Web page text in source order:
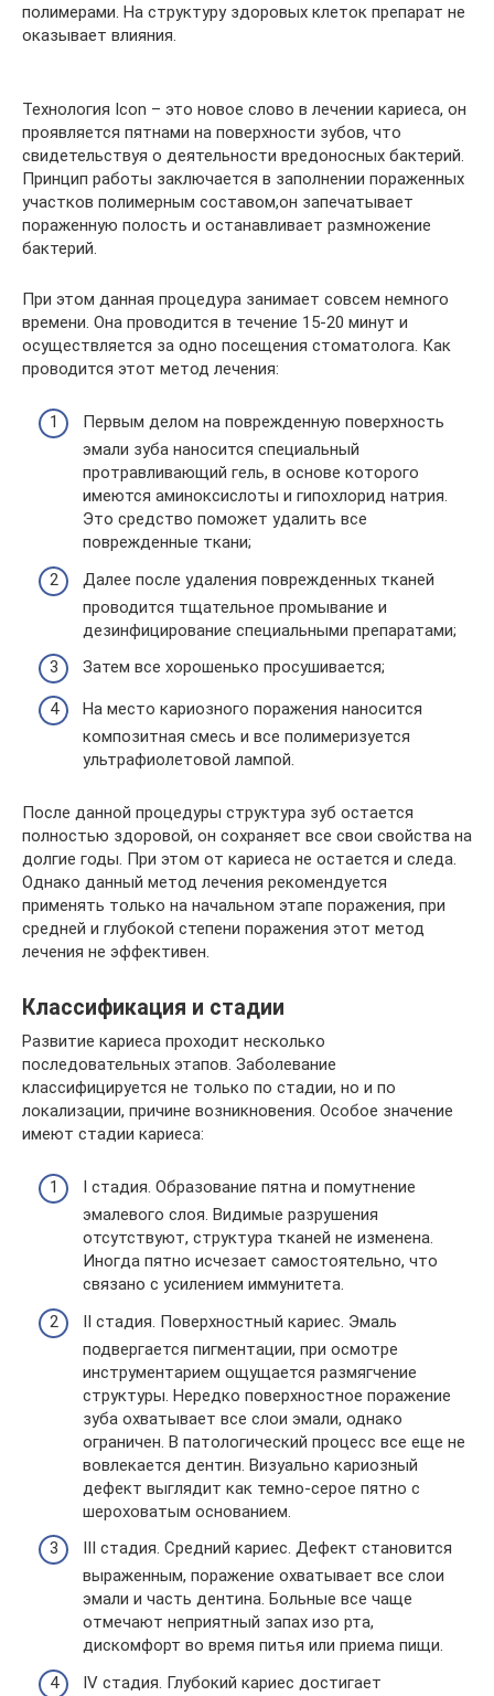
полимерами. На структуру здоровых клеток препарат не
оказывает влияния.
Технология Icon – это новое слово в лечении кариеса, он
проявляется пятнами на поверхности зубов, что
свидетельствуя о деятельности вредоносных бактерий.
Принцип работы заключается в заполнении пораженных
участков полимерным составом,он запечатывает
пораженную полость и останавливает размножение
бактерий.
При этом данная процедура занимает совсем немного
времени. Она проводится в течение 15-20 минут и
осуществляется за одно посещения стоматолога. Как
проводится этот метод лечения:
Первым делом на поврежденную поверхность
эмали зуба наносится специальный
протравливающий гель, в основе которого
имеются аминоксислоты и гипохлорид натрия.
Это средство поможет удалить все
поврежденные ткани;
Далее после удаления поврежденных тканей
проводится тщательное промывание и
дезинфицирование специальными препаратами;
Затем все хорошенько просушивается;
На место кариозного поражения наносится
композитная смесь и все полимеризуется
ультрафиолетовой лампой.
После данной процедуры структура зуб остается
полностью здоровой, он сохраняет все свои свойства на
долгие годы. При этом от кариеса не остается и следа.
Однако данный метод лечения рекомендуется
применять только на начальном этапе поражения, при
средней и глубокой степени поражения этот метод
лечения не эффективен.
Классификация и стадии
Развитие кариеса проходит несколько
последовательных этапов. Заболевание
классифицируется не только по стадии, но и по
локализации, причине возникновения. Особое значение
имеют стадии кариеса:
I стадия. Образование пятна и помутнение
эмалевого слоя. Видимые разрушения
отсутствуют, структура тканей не изменена.
Иногда пятно исчезает самостоятельно, что
связано с усилением иммунитета.
II стадия. Поверхностный кариес. Эмаль
подвергается пигментации, при осмотре
инструментарием ощущается размягчение
структуры. Нередко поверхностное поражение
зуба охватывает все слои эмали, однако
ограничен. В патологический процесс все еще не
вовлекается дентин. Визуально кариозный
дефект выглядит как темно-серое пятно с
шероховатым основанием.
III стадия. Средний кариес. Дефект становится
выраженным, поражение охватывает все слои
эмали и часть дентина. Больные все чаще
отмечают неприятный запах изо рта,
дискомфорт во время питья или приема пищи.
IV стадия. Глубокий кариес достигает